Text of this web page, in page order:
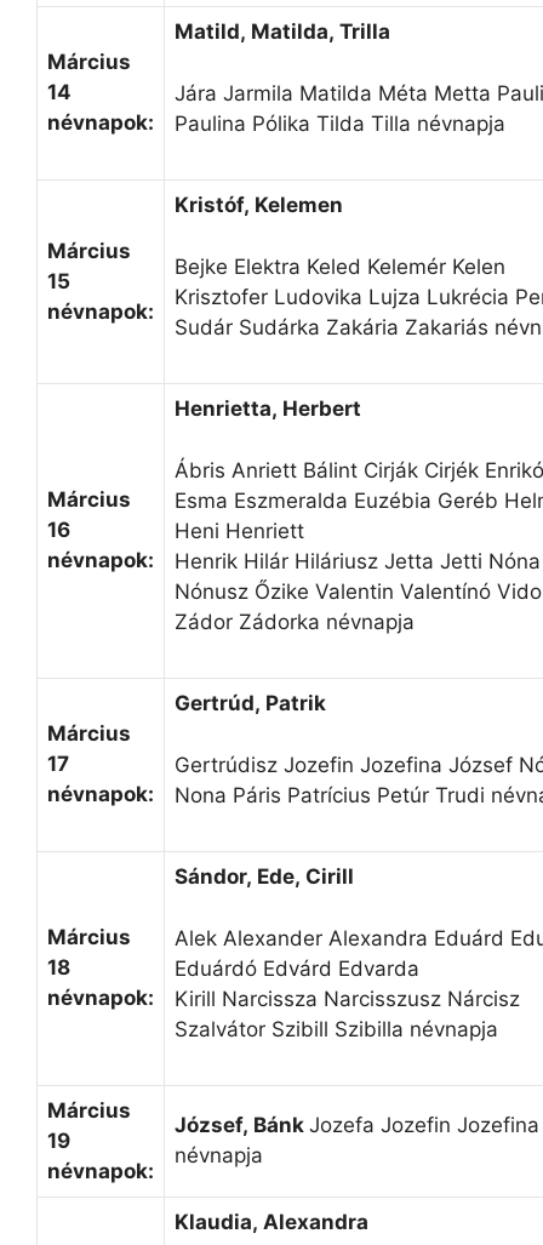
Március
14
névnapok:
Matild, Matilda, Trilla
Jára Jarmila Matilda Méta Metta
Paulina Pólika Tilda Tilla névnapja
Március
15
névnapok:
Kristóf, Kelemen
Bejke Elektra Keled Kelemér Kelen
Krisztofer Ludovika Lujza Lukrécia
Sudár Sudárka Zakária Zakariás
Március
16
névnapok:
Henrietta, Herbert
Ábris Anriett Bálint Cirják Cirjék
Esma Eszmeralda Euzébia Geréb
Heni Henriett
Henrik Hilár Hiláriusz Jetta Jetti
Nónusz Őzike Valentin Valentínó
Zádor Zádorka névnapja
Március
17
névnapok:
Gertrúd, Patrik
Gertrúdisz Jozefin Jozefina József
Nona Páris Patrícius Petúr Trudi
Március
18
névnapok:
Sándor, Ede, Cirill
Alek Alexander Alexandra Eduárd
Eduárdó Edvárd Edvarda
Kirill Narcissza Narcisszusz Nárcisz
Szalvátor Szibill Szibilla névnapja
Március
19
névnapok:
József, Bánk Jozefa Jozefin
névnapja
Klaudia, Alexandra